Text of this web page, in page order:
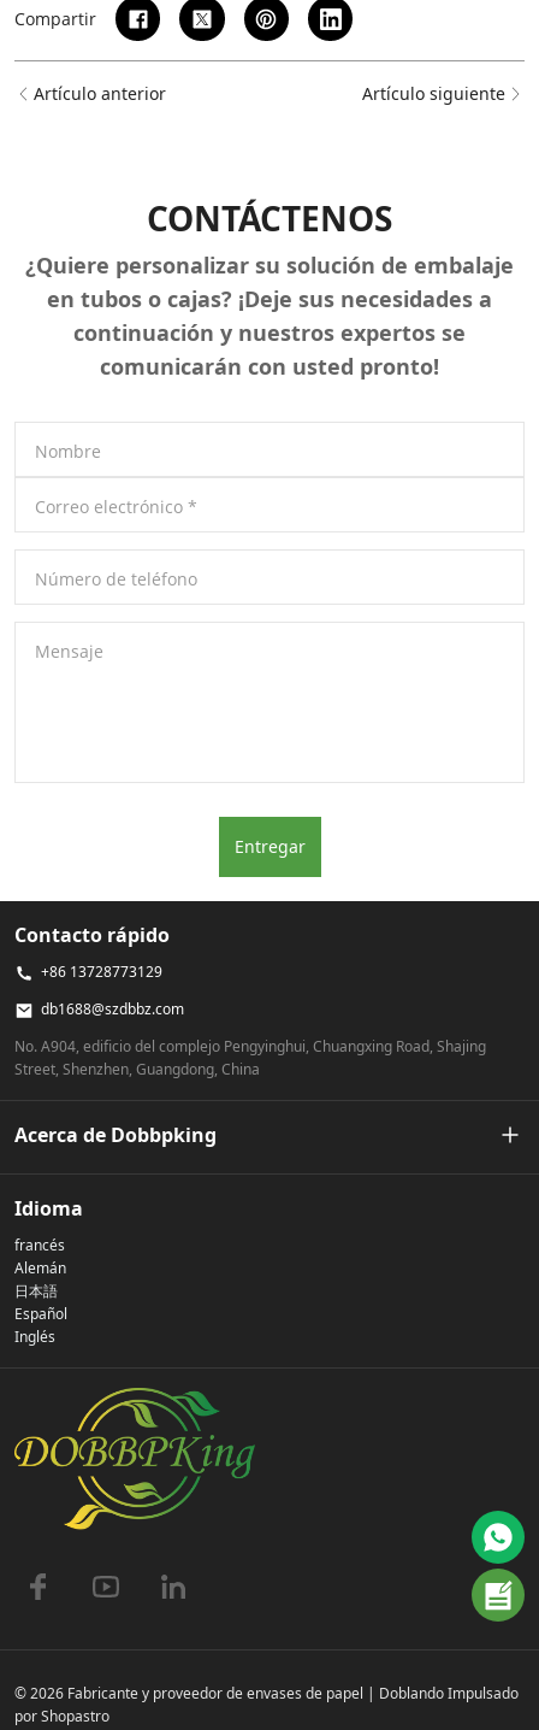
Compartir
Artículo anterior Artículo siguiente
CONTÁCTENOS
¿Quiere personalizar su solución de embalaje
en tubos o cajas? ¡Deje sus necesidades a
continuación y nuestros expertos se
comunicarán con usted pronto!
Nombre
Correo electrónico *
Número de teléfono
Mensaje
Entregar
Contacto rápido
+86 13728773129
db1688@szdbbz.com
No. A904, edificio del complejo Pengyinghui, Chuangxing Road, Shajing
Street, Shenzhen, Guangdong, China
Acerca de Dobbpking
Nuestra historia
Política de privacidad
Contáctenos
Idioma
francés
Alemán
日本語
Español
Inglés
© 2026 Fabricante y proveedor de envases de papel | Doblando Impulsado
por Shopastro